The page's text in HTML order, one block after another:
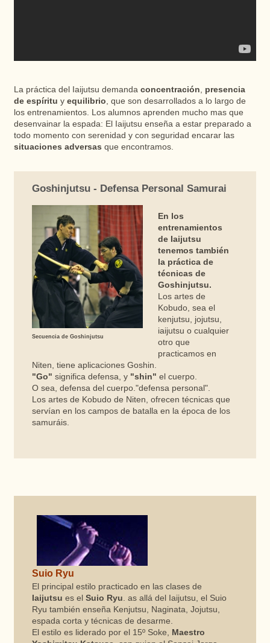
La práctica del Iaijutsu demanda concentración
presencia
de espíritu y equilibrio , que son desarrollados a lo largo de
los entrenamientos. Los alumnos aprenden mucho mas que
desenvainar la espada: El Iaijutsu enseña a estar preparado a
todo momento con serenidad y con seguridad encarar las
situaciones adversas que encontramos.
Goshinjutsu - Defensa Personal Samurai
Secuencia de Goshinjutsu
En los
entrenamientos
de Iaijutsu
tenemos también
la práctica de
técnicas de
Goshinjutsu.
Los artes de
Kobudo, sea el
kenjutsu, jojutsu,
iaijutsu o cualquier
otro que
practicamos en
Niten, tiene aplicaciones Goshin.
"Go" significa defensa, y "shin" el cuerpo.
O sea, defensa del cuerpo."defensa personal".
Los artes de Kobudo de Niten, ofrecen técnicas que
servían en los campos de batalla en la época de los
samuráis.
Suio Ryu
El principal estilo practicado en las clases de
Iaijutsu es el Suio Ryu . as allá del Iaijutsu, el Suio
Ryu también enseña Kenjutsu, Naginata, Jojutsu,
espada corta y técnicas de desarme.
El estilo es liderado por el 15º Soke,
Maestro